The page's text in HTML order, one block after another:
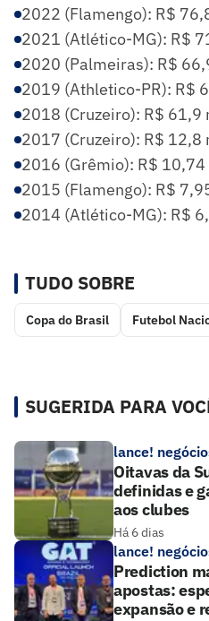
2022 (Flamengo): R$
2021 (Atlético-MG): R$
2020 (Palmeiras): R$
2019 (Athletico-PR): R$
2018 (Cruzeiro): R$ 61,9
2017 (Cruzeiro): R$ 12,8
2016 (Grêmio): R$
2015 (Flamengo): R$
2014 (Atlético-MG): R$
TUDO SOBRE
Copa do Brasil Futebol
SUGERIDA PARA
lance!
Oitavas da
definidas e
aos clubes
Há 6 dias
lance!
Prediction
apostas:
expansão e